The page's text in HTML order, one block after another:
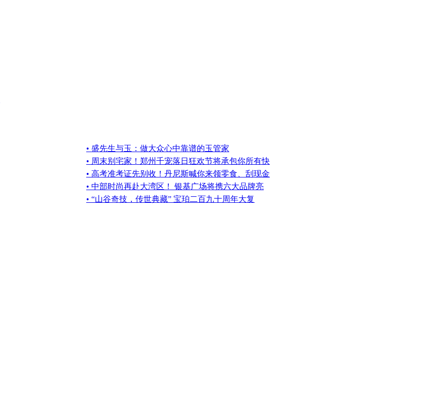
• 盛先生与玉：做大众心中靠谱的玉管家
• 周末别宅家！郑州千宠落日狂欢节将承包你所有快
• 高考准考证先别收！丹尼斯喊你来领零食、刮现金
• 中部时尚再赴大湾区！ 银基广场将携六大品牌亮
• “山谷奇技，传世典藏” 宝珀二百九十周年大复